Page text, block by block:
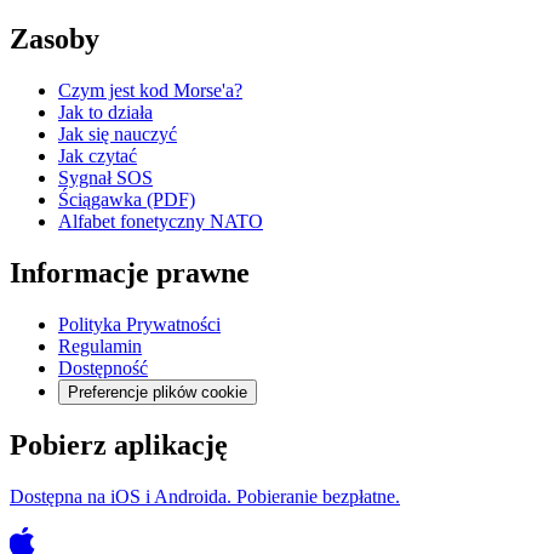
Zasoby
Czym jest kod Morse'a?
Jak to działa
Jak się nauczyć
Jak czytać
Sygnał SOS
Ściągawka (PDF)
Alfabet fonetyczny NATO
Informacje prawne
Polityka Prywatności
Regulamin
Dostępność
Preferencje plików cookie
Pobierz aplikację
Dostępna na iOS i Androida. Pobieranie bezpłatne.